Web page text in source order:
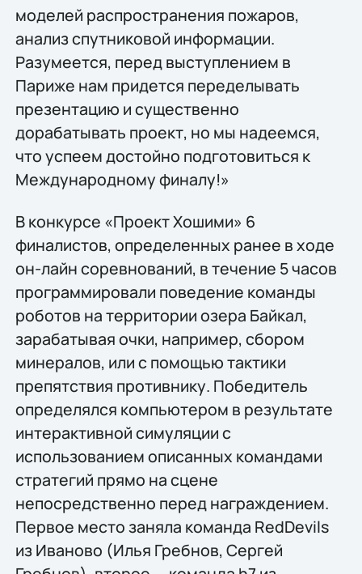
моделей распространения пожаров,
анализ спутниковой информации.
Разумеется, перед выступлением в
Париже нам придется переделывать
презентацию и существенно
дорабатывать проект, но мы надеемся,
что успеем достойно подготовиться к
Международному финалу!»
В конкурсе «Проект Хошими» 6
финалистов, определенных ранее в ходе
он-лайн соревнований, в течение 5 часов
программировали поведение команды
роботов на территории озера Байкал,
зарабатывая очки, например, сбором
минералов, или с помощью тактики
препятствия противнику. Победитель
определялся компьютером в результате
интерактивной симуляции с
использованием описанных командами
стратегий прямо на сцене
непосредственно перед награждением.
Первое место заняла команда RedDevils
из Иваново (Илья Гребнов, Сергей